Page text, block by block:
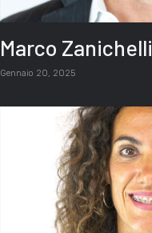
Marco Zanichelli
Gennaio 20, 2025